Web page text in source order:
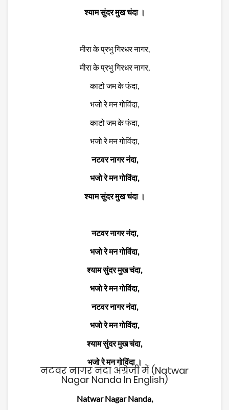
श्याम सुंदर मुख चंदा ।
मीरा के प्रभु गिरधर नागर,
मीरा के प्रभु गिरधर नागर,
काटो जम के फंदा,
भजो रे मन गोविंदा,
काटो जम के फंदा,
भजो रे मन गोविंदा,
नटवर नागर नंदा,
भजो रे मन गोविंदा,
श्याम सुंदर मुख चंदा ।
नटवर नागर नंदा,
भजो रे मन गोविंदा,
श्याम सुंदर मुख चंदा,
भजो रे मन गोविंदा,
नटवर नागर नंदा,
भजो रे मन गोविंदा,
श्याम सुंदर मुख चंदा,
भजो रे मन गोविंदा ।
नटवर नागर नंदा अंग्रेजी में (Natwar
Nagar Nanda In English)
Natwar Nagar Nanda,